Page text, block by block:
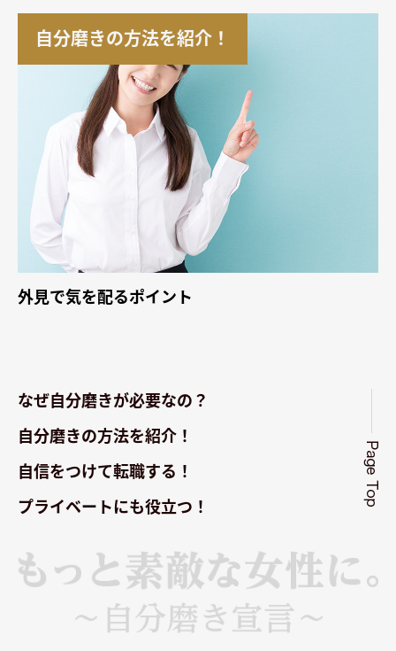
自分磨きの方法を紹介！
外見で気を配るポイント
なぜ自分磨きが必要なの？
自分磨きの方法を紹介！
自信をつけて転職する！
プライベートにも役立つ！